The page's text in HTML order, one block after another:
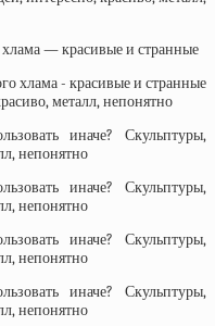
— красивые и странные